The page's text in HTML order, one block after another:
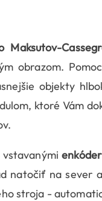
Maksutov-
obrazom.
objekty
ktoré Vám
natočiť na sever
stroja -